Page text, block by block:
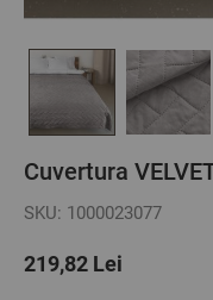
Cuvertura
SKU: 1000023077
219,82 Lei